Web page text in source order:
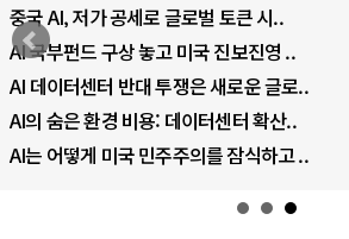
전쟁의 추상화: 우크라이나, 대리전의 역..
EU·우크라이나 드론 협력 직후, 러시아..
나토, 우크라 군사지원 2027년까지 공..
우크라이나, 덴마크, 에스토니아, 네덜란..
러·우크라, 대규모 공습 주고받아…민간 ..